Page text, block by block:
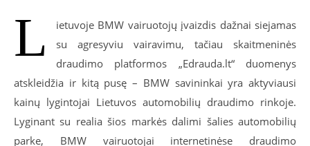
L
ietuvoje BMW vairuotojų įvaizdis dažnai siejamas
su agresyviu vairavimu, tačiau skaitmeninės
draudimo platformos „Edrauda.lt“ duomenys
atskleidžia ir kitą pusę – BMW savininkai yra aktyviausi
kainų lygintojai Lietuvos automobilių draudimo rinkoje.
Lyginant su realia šios markės dalimi šalies automobilių
parke, BMW vairuotojai internetinėse draudimo